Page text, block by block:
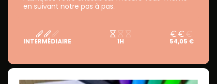
en suivant notre pas à pas.
INTERMÉDIAIRE 1H 54,05 €